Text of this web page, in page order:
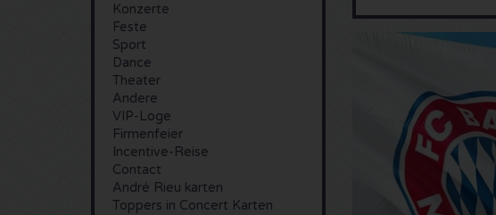
Konzerte
Feste
Sport
Dance
Theater
Andere
VIP-Loge
Firmenfeier
Incentive-Reise
Contact
André Rieu karten
Toppers in Concert Karten